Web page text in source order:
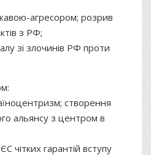
агресором; розрив
з РФ;
зі злочинів РФ проти
створення
альянсу з центром в
чітких гарантій вступу